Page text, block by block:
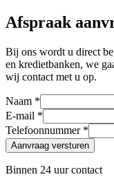
Afspraak
Bij ons wordt u direct
en kredietbanken, we
wij contact met u op.
Naam *
E-mail *
Telefoonnummer *
Aanvraag versturen
Binnen 24 uur contact